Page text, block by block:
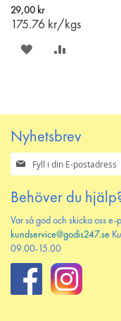
165g
29,00 kr
175.76 kr/kgs
i
varukorgen
SPARA
Nyhetsbrev
Prenumerera
på
nyhetsbrev
Behöver du
Var så god och skicka oss e-
kundservice@godis247.se
09.00-15.00